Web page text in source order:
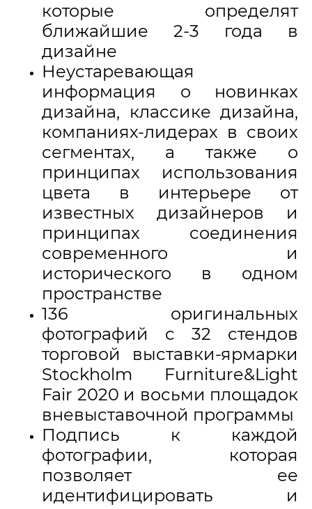
которые определят
ближайшие 2-3 года в
дизайне
Неустаревающая
информация о новинках
дизайна, классике дизайна,
компаниях-лидерах в своих
сегментах, а также о
принципах использования
цвета в интерьере от
известных дизайнеров и
принципах соединения
современного и
исторического в одном
пространстве
136 оригинальных
фотографий с 32 стендов
торговой выставки-ярмарки
Stockholm Furniture&Light
Fair 2020 и восьми площадок
вневыставочной программы
Подпись к каждой
фотографии, которая
позволяет ее
идентифицировать и